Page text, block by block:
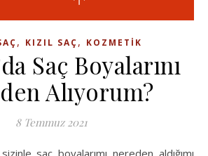
, KIZIL SAÇ, KOZMETIK
Saç Boyalarını
Alıyorum?
8 Temmuz 2021